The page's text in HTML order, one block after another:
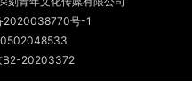
2020038770号-1
B2-20203372